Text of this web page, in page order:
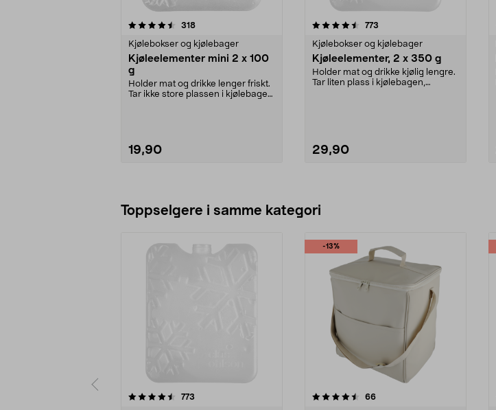
318anmeldelser
Kjølebokser og kjølebager
Kjøleelementer mini 2 x 100
g
Holder mat og drikke lenger friskt.
Tar ikke store plassen i kjølebagen,
19,90
4.5av 5 stjerner 773
Kjølebokser og kjølebager
Kjøleelementer, 2 x 350 g
Holder mat og drikke kjølig lengre.
Tar liten plass i kjølebagen,
29,90
4.5av 5 stjerner
Toppselgere i samme kategori
773
-13%
4.5 av 5 stjerner 66anmeldelser
4.5 av 5 stjerner